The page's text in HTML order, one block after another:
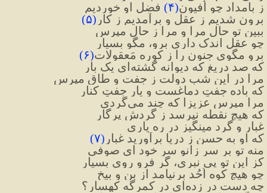
ز بامداد چو اَفیونِ(۴) فضل او خوردیم
برون شدیم ز عقل و برآمدیم ز کار (۵)
ببین تو حال مرا و مرا ز حال مپرس
چو عقل اندک داری برو، مگو بسیار
برو مگوی جنون را ز کوره مَعقولات(۶)
که صد دریغ که دیوانه گشته ای یک بار
مرا در این شب دولت ز جفت و طاق مپرس
که باده جفتِ دماغست و یار جفتِ کنار
مرا مپرس عزیزا که چند میگردی
که هیچ نقطه نپرسد ز گردش پرگار
غبار و گرد مینگیز در ره یاری
که او به حسن ز دریا برآورید غبار (۷)
منه تو بر سر زانو سر خود ای صوفی
کز این تو پی نبری، گر فرو روی بسیار
چو هیچ کوه اُحُد برنیامد از بن و بیخ
چه دست در زده ای در کمرگه کهسار؟